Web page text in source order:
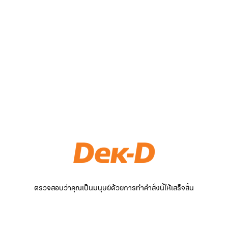
ตรวจสอบว่าคุณเป็นมนุษย์ด้วยการทำคำสั่งนี้ให้เสร็จสิ้น